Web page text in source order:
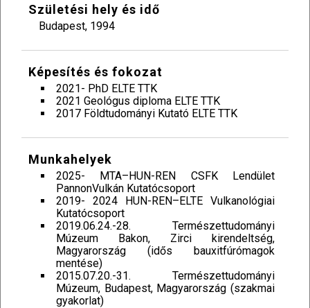
Születési hely és idő
Budapest, 1994
Képesítés és fokozat
2021- PhD ELTE TTK
2021 Geológus diploma ELTE TTK
2017 Földtudományi Kutató ELTE TTK
Munkahelyek
2025- MTA–HUN-REN CSFK Lendület
PannonVulkán Kutatócsoport
2019- 2024 HUN-REN–ELTE Vulkanológiai
Kutatócsoport
2019.06.24.-28. Természettudományi
Múzeum Bakon, Zirci kirendeltség,
Magyarország (idős bauxitfúrómagok
mentése)
2015.07.20.-31. Természettudományi
Múzeum, Budapest, Magyarország (szakmai
gyakorlat)